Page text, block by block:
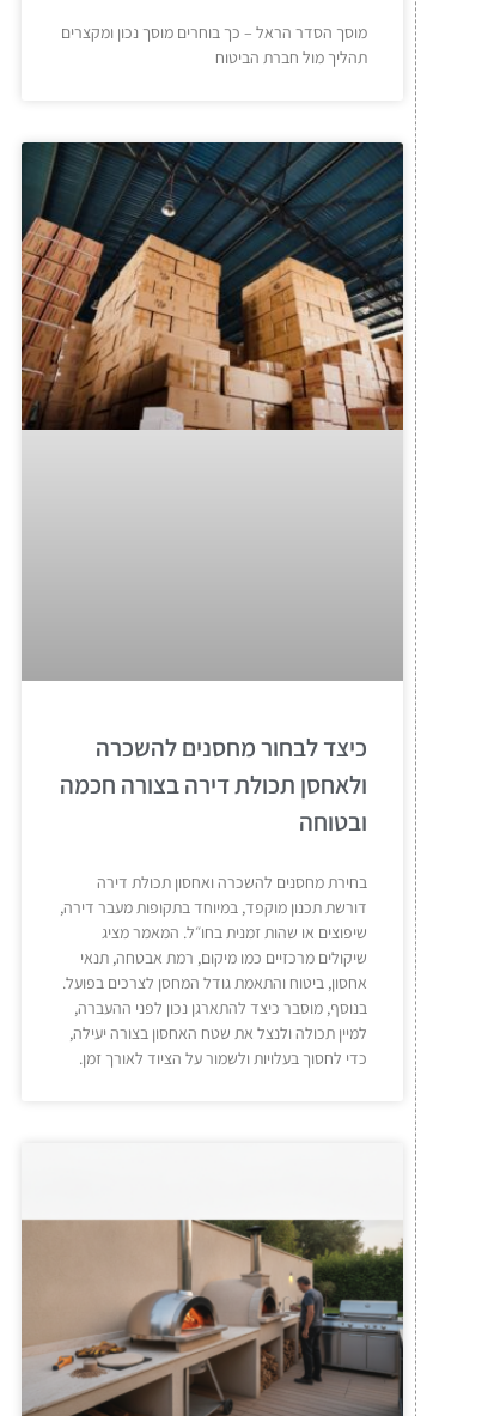
מוסך הסדר הראל – כך בוחרים מוסך נכון ומקצרים
תהליך מול חברת הביטוח
כיצד לבחור מחסנים להשכרה
ולאחסן תכולת דירה בצורה חכמה
ובטוחה
בחירת מחסנים להשכרה ואחסון תכולת דירה
דורשת תכנון מוקפד, במיוחד בתקופות מעבר דירה,
שיפוצים או שהות זמנית בחו״ל. המאמר מציג
שיקולים מרכזיים כמו מיקום, רמת אבטחה, תנאי
אחסון, ביטוח והתאמת גודל המחסן לצרכים בפועל.
בנוסף, מוסבר כיצד להתארגן נכון לפני ההעברה,
למיין תכולה ולנצל את שטח האחסון בצורה יעילה,
כדי לחסוך בעלויות ולשמור על הציוד לאורך זמן.